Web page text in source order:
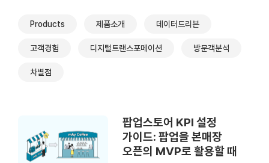
Products 제품소개 데이터드리븐
고객경험 디지털트랜스포메이션 방문객분석
차별점
팝업스토어 KPI 설정
가이드: 팝업을 본매장
오픈의 MVP로 활용할 때